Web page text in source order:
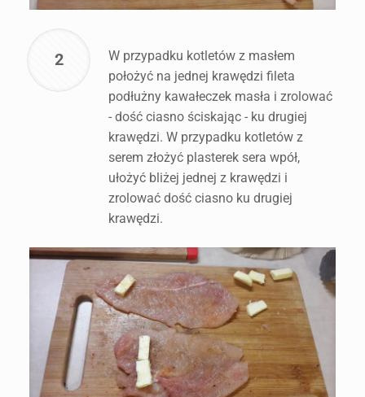
2
W przypadku kotletów z masłem
położyć na jednej krawędzi fileta
podłużny kawałeczek masła i zrolować
- dość ciasno ściskając - ku drugiej
krawędzi. W przypadku kotletów z
serem złożyć plasterek sera wpół,
ułożyć bliżej jednej z krawędzi i
zrolować dość ciasno ku drugiej
krawędzi.